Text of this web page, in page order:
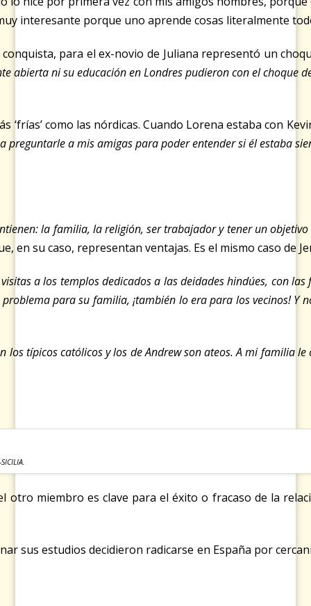
interesante porque uno aprende cosas literalmente
para el ex-novio de Juliana representó un
ni su educación en Londres pudieron con el
como las nórdicas. Cuando Lorena estaba con
a mis amigas para poder entender si él
la familia, la religión, ser trabajador y tener un
en su caso, representan ventajas. Es el mismo caso de
a los templos dedicados a las deidades hindúes, con
para su familia, ¡también lo era para los
los típicos católicos y los de Andrew son ateos. A mi familia
miembro es clave para el éxito o fracaso de la
sus estudios decidieron radicarse en España por